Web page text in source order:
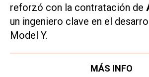
reforzó con la contratación de
un ingeniero clave en el
Model Y.
MÁS INFO